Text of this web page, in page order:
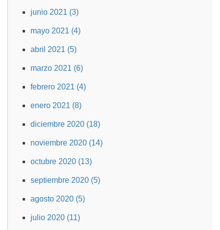
junio 2021 (3)
mayo 2021 (4)
abril 2021 (5)
marzo 2021 (6)
febrero 2021 (4)
enero 2021 (8)
diciembre 2020 (18)
noviembre 2020 (14)
octubre 2020 (13)
septiembre 2020 (5)
agosto 2020 (5)
julio 2020 (11)